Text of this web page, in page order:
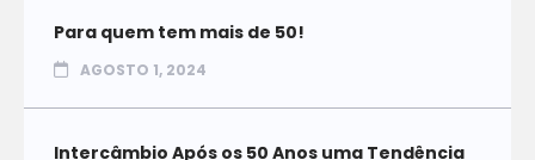
Para quem tem mais de 50!
AGOSTO 1, 2024
Intercâmbio Após os 50 Anos uma Tendência